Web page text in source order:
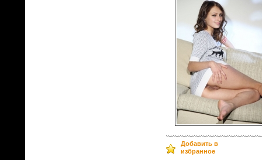
Добавить в
избранное